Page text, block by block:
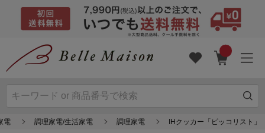
電 調理家電/生活家電 調理家電 IHクッカー「ピッコリスト」